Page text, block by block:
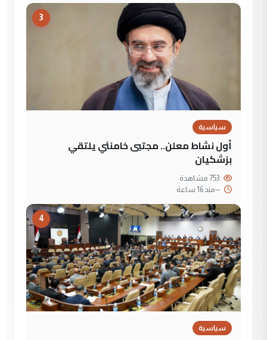
3
سياسية
أول نشاط معلن.. مجتبى خامنئي يلتقي
بزشكيان
--منذ 16 ساعة
4
سياسية